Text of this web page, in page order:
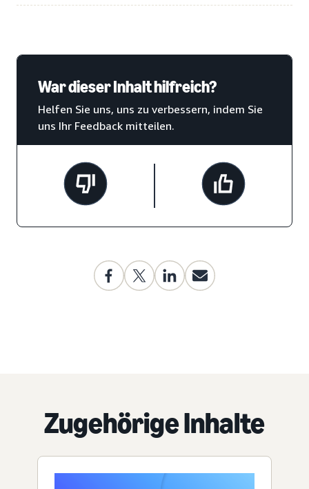
War dieser Inhalt hilfreich?
Helfen Sie uns, uns zu verbessern, indem Sie
uns Ihr Feedback mitteilen.
Zugehörige Inhalte